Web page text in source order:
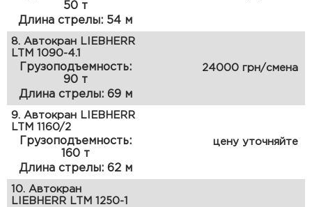
50 т
Длина стрелы: 54 м
8. Автокран LIEBHERR
LTM 1090-4.1
Грузоподъемность:
90 т
Длина стрелы: 69 м
24000 грн/смена
9. Автокран LIEBHERR
LTM 1160/2
Грузоподъемность:
160 т
Длина стрелы: 62 м
цену уточняйте
10. Автокран
LIEBHERR LTM 1250-1